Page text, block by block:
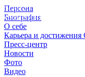
Персона
Биография
О себе
Карьера и
Пресс-центр
Новости
Фото
Видео
© 2012 - 2023,
КУВШИННИКОВ О.А.